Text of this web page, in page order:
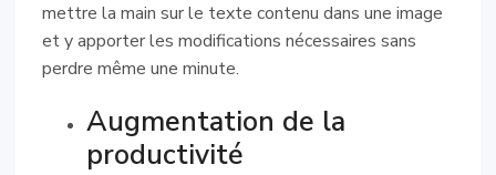
mettre la main sur le texte contenu dans une image
et y apporter les modifications nécessaires sans
perdre même une minute.
Augmentation de la
productivité